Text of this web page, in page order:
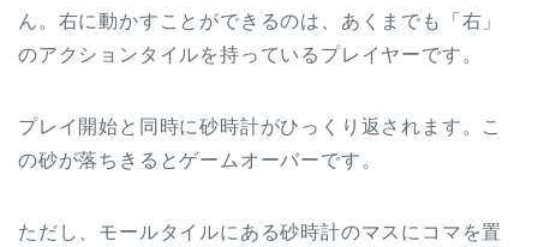
ん。右に動かすことができるのは、あくまでも「右」
のアクションタイルを持っているプレイヤーです。
プレイ開始と同時に砂時計がひっくり返されます。こ
の砂が落ちきるとゲームオーバーです。
ただし、モールタイルにある砂時計のマスにコマを置